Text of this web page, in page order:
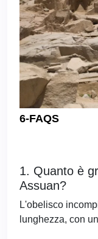
6-FAQS
1. Quanto è
Assuan?
L'obelisco
lunghezza, con